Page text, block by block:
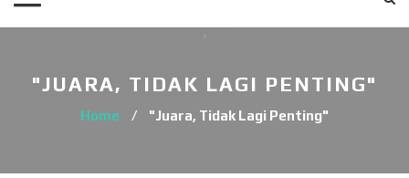
"JUARA, TIDAK LAGI PENTING"
Home / "Juara, Tidak Lagi Penting"